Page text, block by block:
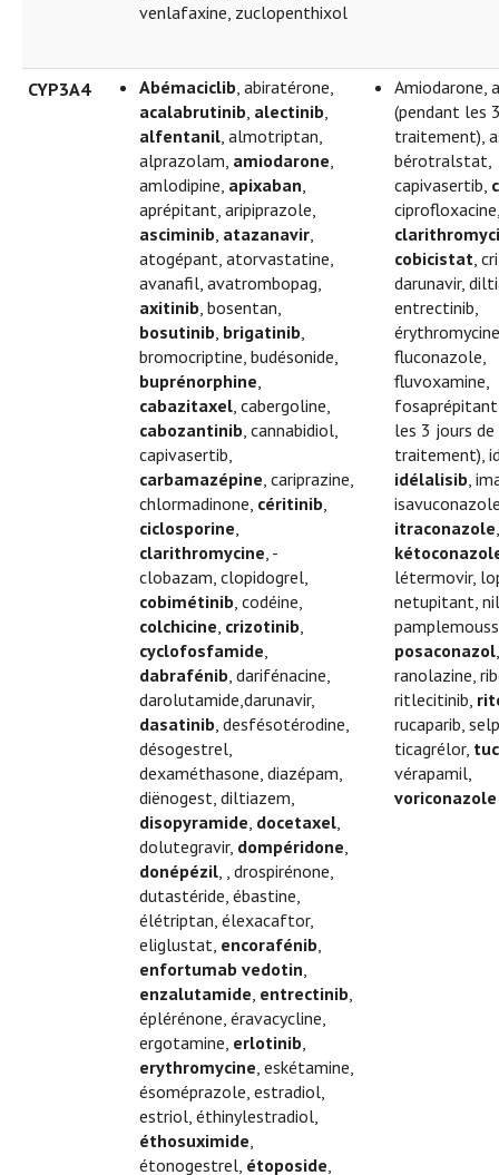
venlafaxine, zuclopenthixol
CYP3A4 Abémaciclib, abiratérone,
acalabrutinib, alectinib,
alfentanil, almotriptan,
alprazolam, amiodarone,
amlodipine, apixaban,
aprépitant, aripiprazole,
asciminib, atazanavir,
atogépant, atorvastatine,
avanafil, avatrombopag,
axitinib, bosentan,
bosutinib, brigatinib,
bromocriptine, budésonide,
buprénorphine,
cabazitaxel, cabergoline,
cabozantinib, cannabidiol,
capivasertib,
carbamazépine, cariprazine,
chlormadinone, céritinib,
ciclosporine,
clarithromycine, -
clobazam, clopidogrel,
cobimétinib, codéine,
colchicine, crizotinib,
cyclofosfamide,
dabrafénib, darifénacine,
darolutamide,darunavir,
dasatinib, desfésotérodine,
désogestrel,
dexaméthasone, diazépam,
diënogest, diltiazem,
disopyramide, docetaxel,
dolutegravir, dompéridone,
donépézil, , drospirénone,
dutastéride, ébastine,
élétriptan, élexacaftor,
eliglustat, encorafénib,
enfortumab vedotin,
enzalutamide, entrectinib,
éplérénone, éravacycline,
ergotamine, erlotinib,
erythromycine, eskétamine,
ésoméprazole, estradiol,
estriol, éthinylestradiol,
éthosuximide,
étonogestrel, étoposide,
Amiodarone,
(pendant les
traitement),
bérotralstat,
capivasertib,
cobicistat,
darunavir,
entrectinib,
fluconazole,
fluvoxamine,
les 3 jours de
traitement),
idélalisib,
itraconazole
létermovir,
netupitant,
posaconazol,
ranolazine,
ritlecitinib,
rucaparib,
ticagrélor,
vérapamil,
voriconazole